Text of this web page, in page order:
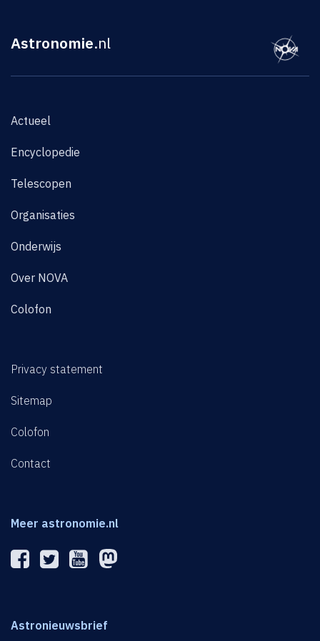
Astronomie.nl
Actueel
Encyclopedie
Telescopen
Organisaties
Onderwijs
Over NOVA
Colofon
Privacy statement
Sitemap
Colofon
Contact
Meer astronomie.nl
Astronieuwsbrief